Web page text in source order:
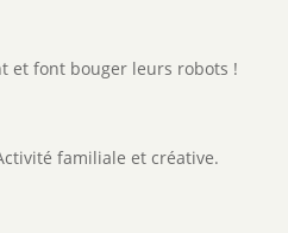
et font bouger leurs robots !
familiale et créative.